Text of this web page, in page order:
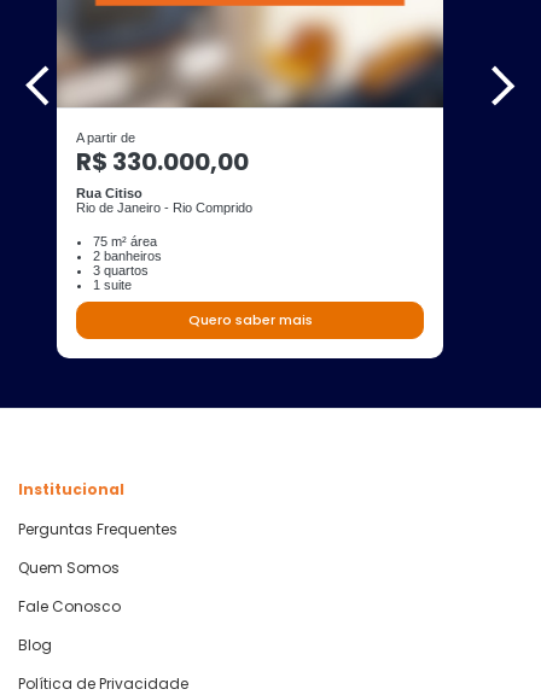
A partir de
R$ 330.000,00
Rua Citiso
Rio de Janeiro - Rio Comprido
75 m² área
2 banheiros
3 quartos
1 suite
Quero saber mais
Institucional
Perguntas Frequentes
Quem Somos
Fale Conosco
Blog
Política de Privacidade